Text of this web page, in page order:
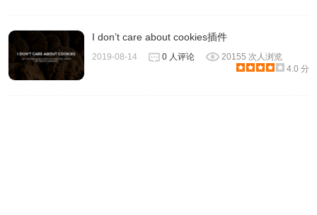
I don’t care about cookies插件
2019-08-14 0 人评论
20155 次人浏览
4.0 分